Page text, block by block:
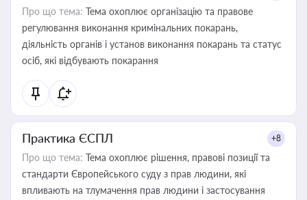
Про що тема: Тема охоплює організацію та правове
регулювання виконання кримінальних покарань,
діяльність органів і установ виконання покарань та статус
осіб, які відбувають покарання
Практика ЄСПЛ +8
Про що тема: Тема охоплює рішення, правові позиції та
стандарти Європейського суду з прав людини, які
впливають на тлумачення прав людини і застосування